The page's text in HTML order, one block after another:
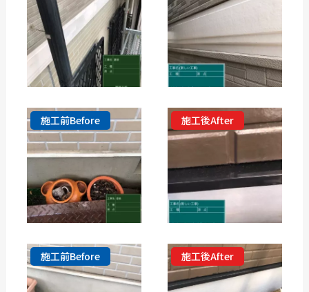
施工前Before 施工後After
施工前Before 施工後After